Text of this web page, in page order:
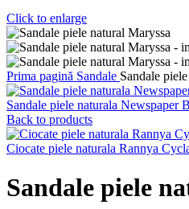
Click to enlarge
Prima pagină Sandale Sandale
Sandale piele naturala Newspaper
Back to products
Ciocate piele naturala Rannya
Sandale piele